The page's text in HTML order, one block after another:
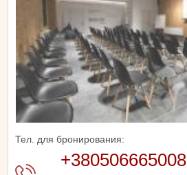
Тел. для бронирования:
+380506665008